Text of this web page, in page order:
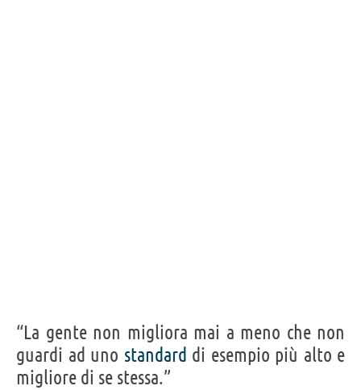
“La gente non migliora mai a meno che non
guardi ad uno standard di esempio più alto e
migliore di se stessa.”